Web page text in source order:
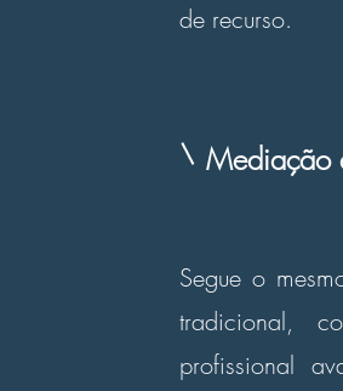
de recurso.
Mediação
Segue o
tradicional,
profissional